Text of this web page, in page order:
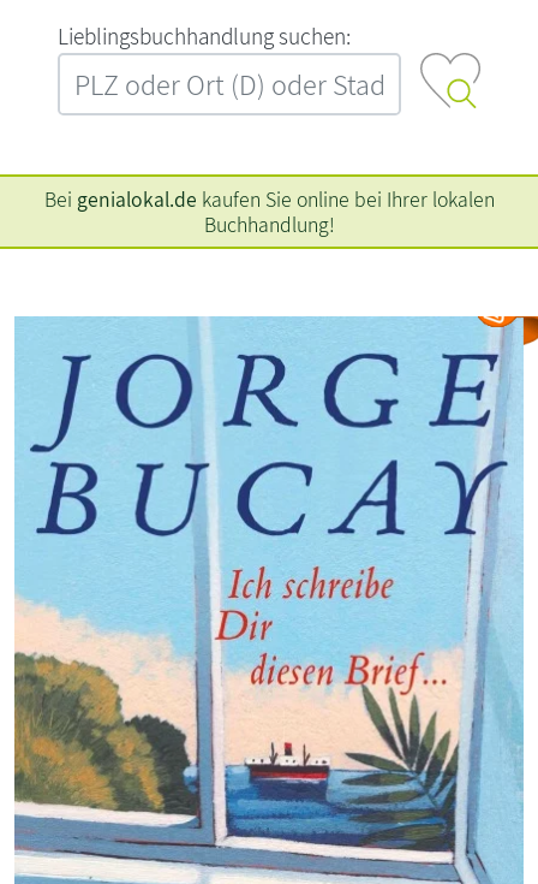
L‍i‍e‍b‍l‍i‍n‍g‍s‍b‍u‍c‍h‍h‍a‍n‍d‍l‍u‍n‍g‍ ‍s‍u‍c‍h‍e‍n‍:‍
Bei genialokal.de kaufen Sie online bei Ihrer lokalen
Buchhandlung!